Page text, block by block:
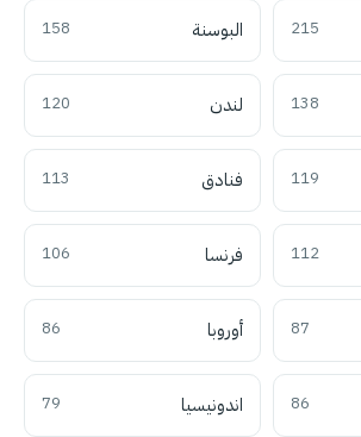
215 البوسنة 158
138 لندن 120
119 فنادق 113
112 فرنسا 106
87 أوروبا 86
86 اندونيسيا 79